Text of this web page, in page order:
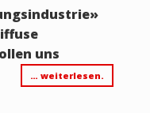
uns
… weiterlesen.